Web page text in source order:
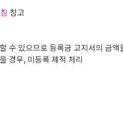
참고
수 있으므로 등록금 고지서의 금액
경우, 미등록 제적 처리